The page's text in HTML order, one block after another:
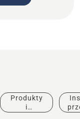
Produkty
i